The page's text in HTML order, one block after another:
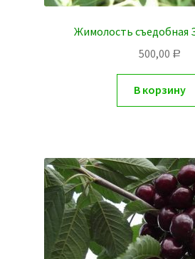
Жимолость съедобная
500,00 Р
В корзину